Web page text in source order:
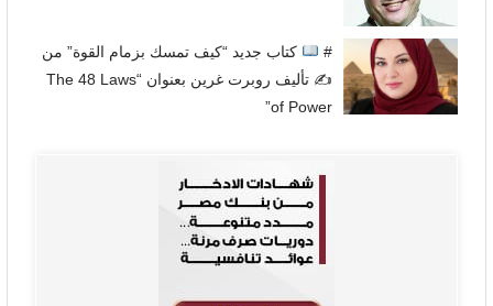
#
كتاب جديد “كيف تمسك بزمام القوة” من
✍
تأليف روبرت غرين بعنوان “The 48 Laws
of Power”